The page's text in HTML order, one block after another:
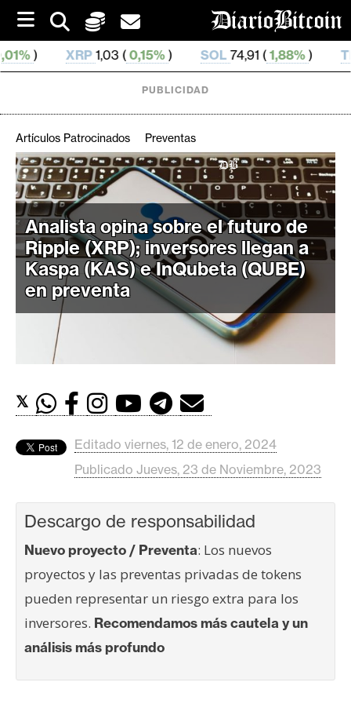
i
p
t
o
1,03 ( 0,15%) SOL74,91 ( 1,88%) TRX0,328 934 (
C
r
i
p
t
o
M
e
r
o
i
t
c
i
n
t
PUBLICIDAD
Artículos Patrocinados Preventas
Analista opina sobre el futuro de
Ripple (XRP); inversores llegan a
Kaspa (KAS) e InQubeta (QUBE)
en preventa
𝕏
Editado viernes, 12 de enero, 2024
Publicado Jueves, 23 de Noviembre, 2023
Descargo de responsabilidad
Nuevo proyecto / Preventa: Los nuevos
proyectos y las preventas privadas de tokens
pueden representar un riesgo extra para los
inversores. Recomendamos más cautela y un
análisis más profundo